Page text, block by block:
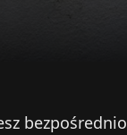
bezpośrednio